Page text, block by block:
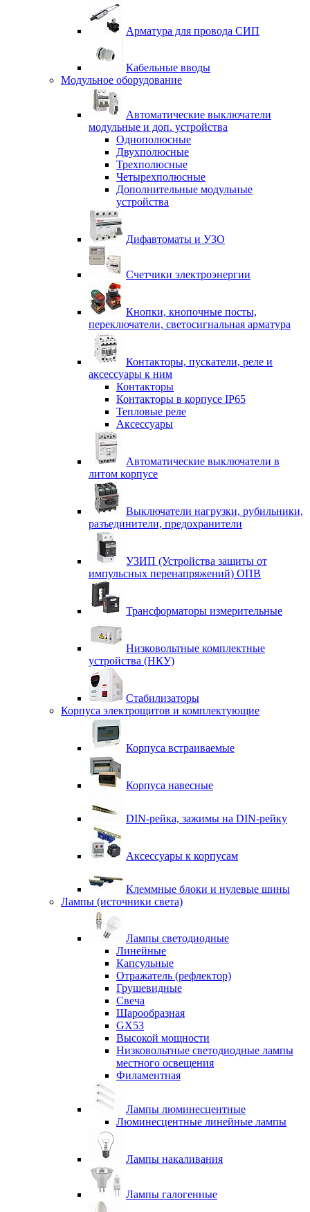
Арматура для провода СИП
Кабельные вводы
Модульное оборудование
Автоматические выключатели
модульные и доп. устройства
Однополюсные
Двухполюсные
Трехполюсные
Четырехполюсные
Дополнительные модульные
устройства
Дифавтоматы и УЗО
Счетчики электроэнергии
Кнопки, кнопочные посты,
переключатели, светосигнальная арматура
Контакторы, пускатели, реле и
аксессуары к ним
Контакторы
Контакторы в корпусе IP65
Тепловые реле
Аксессуары
Автоматические выключатели в
литом корпусе
Выключатели нагрузки, рубильники,
разъединители, предохранители
УЗИП (Устройства защиты от
импульсных перенапряжений) ОПВ
Трансформаторы измерительные
Низковольтные комплектные
устройства (НКУ)
Стабилизаторы
Корпуса электрощитов и комплектующие
Корпуса встраиваемые
Корпуса навесные
DIN-рейка, зажимы на DIN-рейку
Аксессуары к корпусам
Клеммные блоки и нулевые шины
Лампы (источники света)
Лампы светодиодные
Линейные
Капсульные
Отражатель (рефлектор)
Грушевидные
Свеча
Шарообразная
GX53
Высокой мощности
Низковольтные светодиодные лампы
местного освещения
Филаментная
Лампы люминесцентные
Люминесцентные линейные лампы
Лампы накаливания
Лампы галогенные